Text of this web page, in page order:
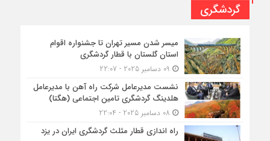
گردشگری
میسر شدن مسیر تهران تا جشنواره اقوام
استان گلستان با قطار گردشگری
نشست مدیرعامل شرکت راه آهن با مدیرعامل
هلدینگ گردشگری تامین اجتماعی (هگتا)
راه اندازی قطار مثلث گردشگری ایران در یزد